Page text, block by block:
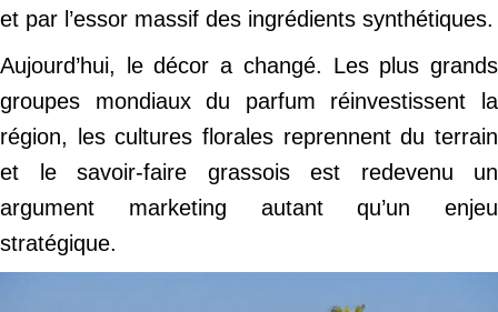
et par l’essor massif des ingrédients synthétiques.
Aujourd’hui, le décor a changé. Les plus grands
groupes mondiaux du parfum réinvestissent la
région, les cultures florales reprennent du terrain
et le savoir-faire grassois est redevenu un
argument marketing autant qu’un enjeu
stratégique.